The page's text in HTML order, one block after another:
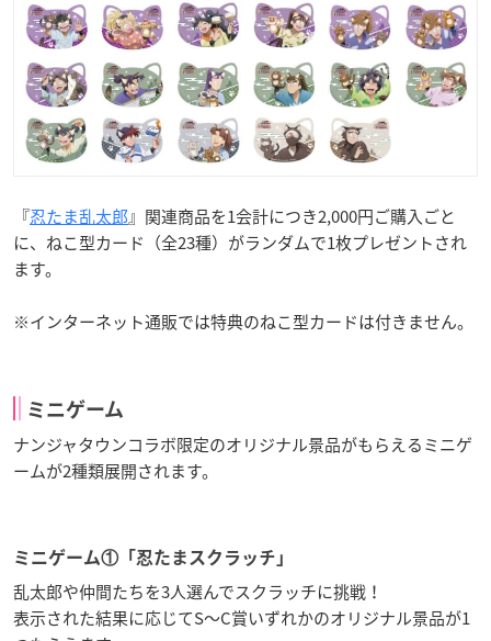
『忍たま乱太郎』関連商品を1会計につき2,000円ご購入ごと
に、ねこ型カード（全23種）がランダムで1枚プレゼントされ
ます。
※インターネット通販では特典のねこ型カードは付きません。
ミニゲーム
ナンジャタウンコラボ限定のオリジナル景品がもらえるミニゲ
ームが2種類展開されます。
ミニゲーム①「忍たまスクラッチ」
乱太郎や仲間たちを3人選んでスクラッチに挑戦！
表示された結果に応じてS～C賞いずれかのオリジナル景品が1